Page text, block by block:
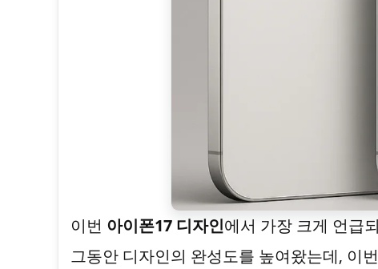
이번 아이폰17 디자인에서 가장 크게 언급
그동안 디자인의 완성도를 높여왔는데, 이